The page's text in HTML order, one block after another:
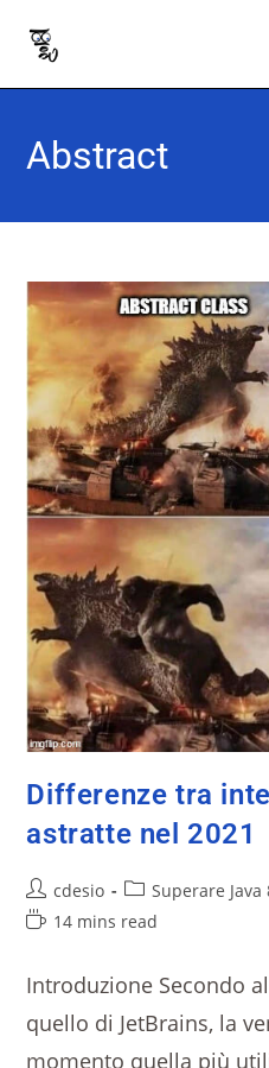
Abstract
Differenze tra
astratte nel 2021
cdesio Superare Java
14 mins read
Introduzione Secondo
quello di JetBrains, la
momento quella più